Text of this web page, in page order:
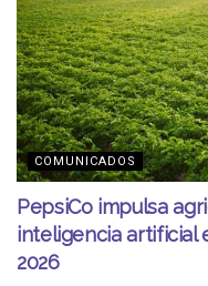
COMUNICADOS
PepsiCo impulsa
inteligencia artificial
2026